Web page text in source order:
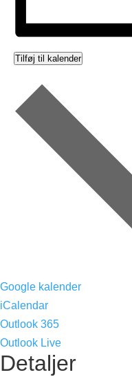
Tilføj til kalender
Google kalender
iCalendar
Outlook 365
Outlook Live
Detaljer